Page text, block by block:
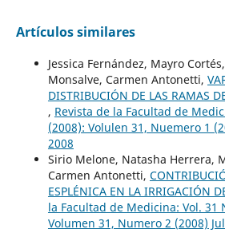
Artículos similares
Jessica Fernández, Mayro
Monsalve, Carmen Antonetti,
DISTRIBUCIÓN DE LAS RAMAS
, Revista de la Facultad de
(2008): Volulen 31, Nuemero 1
2008
Sirio Melone, Natasha Herrera,
Carmen Antonetti,
ESPLÉNICA EN LA IRRIGACIÓN
la Facultad de Medicina: Vol. 31
Volumen 31, Numero 2 (2008)